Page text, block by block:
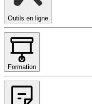
Outils en ligne
Formation